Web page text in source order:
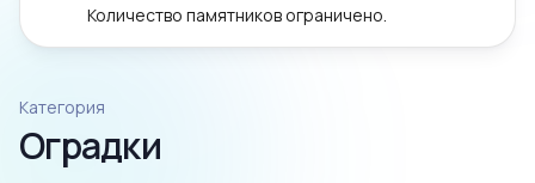
Количество памятников ограничено.
Категория
Оградки